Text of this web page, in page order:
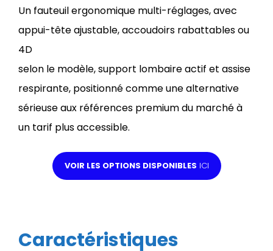
Un fauteuil ergonomique multi-réglages, avec
appui-tête ajustable, accoudoirs rabattables ou
4D
selon le modèle, support lombaire actif et assise
respirante, positionné comme une alternative
sérieuse aux références premium du marché à
un tarif plus accessible.
VOIR LES OPTIONS DISPONIBLES ICI
Caractéristiques